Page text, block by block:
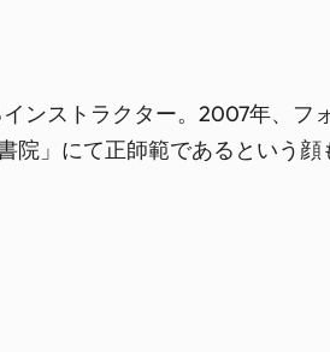
ンストラクター。2007年、フ
」にて正師範であるという顔